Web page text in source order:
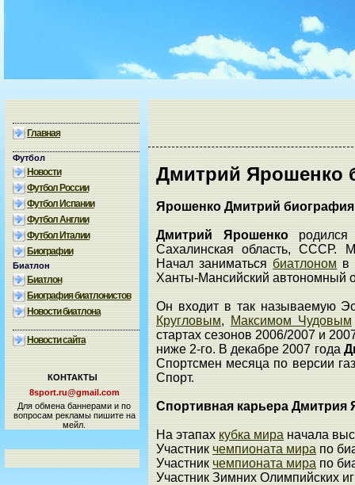
Главная
Футбол
Новости
Футбол России
Футбол Испании
Футбол Англии
Футбол Италии
Биографии
Биатлон
Биатлон
Биография биатлонистов
Новости биатлона
Новости сайта
КОНТАКТЫ
8sport.ru@gmail.com
Для обмена баннерами и по
вопросам рекламы пишите на
мейл.
Дмитрий Ярошенко
Ярошенко Дмитрий биография
Дмитрий Ярошенкородился
Сахалинская область, СССР.
Начал заниматься биатлоном в
Ханты-Мансийский автономный
Он входит в так называемую
Кругловым, Максимом Чудовым
стартах сезонов 2006/2007 и
ниже 2-го. В декабре 2007 года
Спортсмен месяца по версии
Спорт.
Спортивная карьера Дмитрия
На этапах кубка мира начала
Участник чемпионата мира по
Участник чемпионата мира по
Участник Зимних Олимпийских